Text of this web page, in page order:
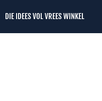
DIE IDEES VOL VREES WINKEL